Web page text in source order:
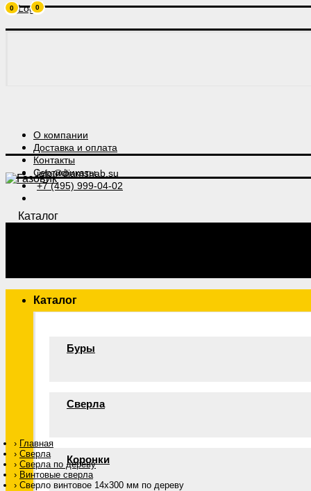
О компании
Доставка и оплата
Контакты
Сертификаты
info@diamsnab.su
+7 (495) 999-04-02
0
Каталог
Каталог
Буры
Сверла
Коронки
0
Главная
Сверла
Сверла по дереву
Винтовые сверла
Сверло винтовое 14х300 мм по дереву